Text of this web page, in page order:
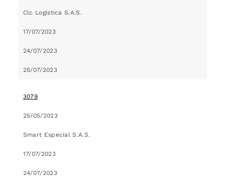
Clc Logistica S.A.S.
17/07/2023
24/07/2023
25/07/2023
3079
25/05/2023
Smart Especial S.A.S.
17/07/2023
24/07/2023